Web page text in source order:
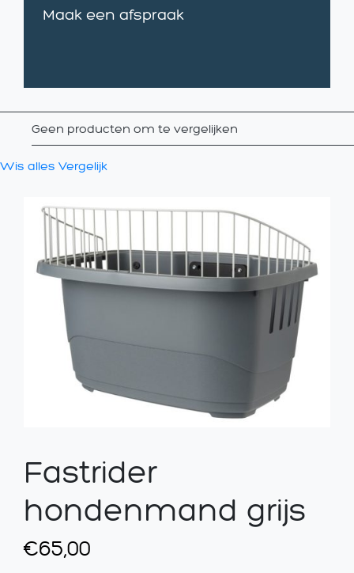
Maak een afspraak
Geen producten om te vergelijken
Wis alles Vergelijk
Fastrider
hondenmand grijs
€65,00